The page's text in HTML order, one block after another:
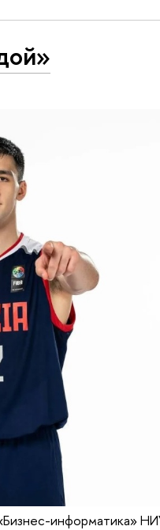
информатика»